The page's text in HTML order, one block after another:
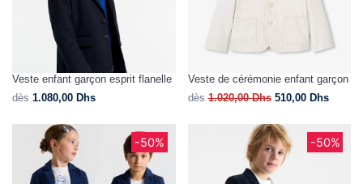
Veste enfant garçon esprit flanelle
dès 1.080,00 Dhs
Veste de cérémonie enfant garçon
dès 1.020,00Dhs 510,00 Dhs
-50% -50%